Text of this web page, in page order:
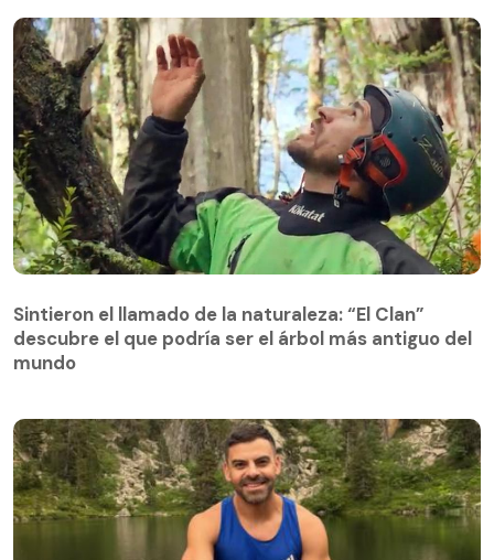
descubre el que podría ser el árbol más antiguo del
mundo
Sintieron el llamado de la naturaleza: “El Clan”
descubre el que podría ser el árbol más antiguo del
mundo